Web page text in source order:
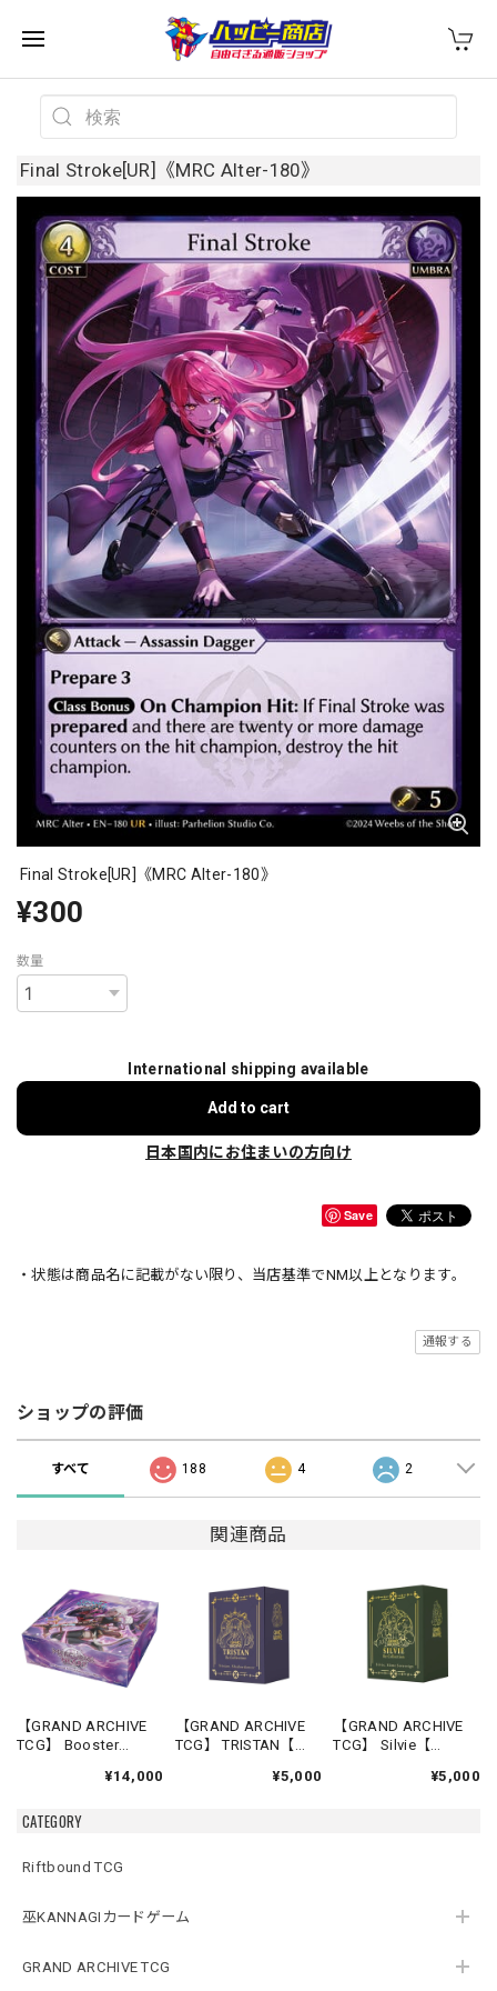
CATEGORY
Riftbound TCG
巫KANNAGIカードゲーム
GRAND ARCHIVE TCG
Final Stroke[UR]《MRC Alter-180》
Final Stroke[UR]《MRC Alter-180》
¥300
数量
International shipping available
Add to cart
日本国内にお住まいの方向け
Save
・状態は商品名に記載がない限り、当店基準でNM以上となります。
通報する
ショップの評価
すべて 188 4 2
関連商品
【GRAND ARCHIVE
TCG】 Booster
【Mercurial Heart
版》
¥14,000
【GRAND ARCHIVE
TCG】 TRISTAN【
Shadowdancer】《英
¥5,000
【GRAND ARCHIVE
TCG】 Silvie【
Slime Sovereign】¥5,000